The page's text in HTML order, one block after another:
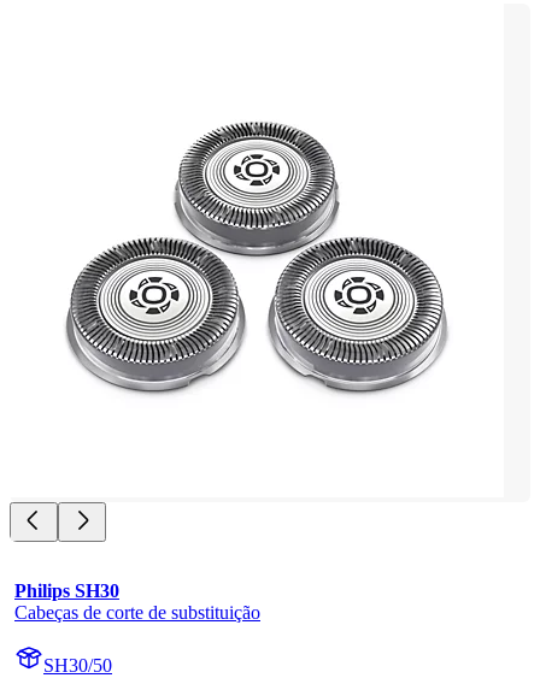
Philips SH30
Cabeças de corte de substituição
SH30/50